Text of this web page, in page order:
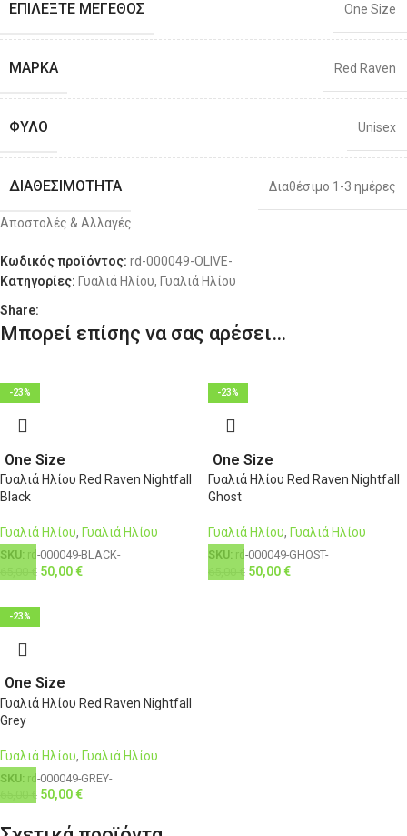
ΕΠΙΛΈΞΤΕ ΜΈΓΕΘΟΣ One Size
ΜΆΡΚΑ Red Raven
ΦΎΛΟ Unisex
ΔΙΑΘΕΣΙΜΌΤΗΤΑ Διαθέσιμο 1-3 ημέρες
Αποστολές & Αλλαγές
Κωδικός προϊόντος: rd-000049-OLIVE-
Κατηγορίες: Γυαλιά Ηλίου, Γυαλιά Ηλίου
Share:
Μπορεί επίσης να σας αρέσει…
-23%
One Size
Γυαλιά Ηλίου Red Raven Nightfall
Black
Γυαλιά Ηλίου, Γυαλιά Ηλίου
SKU: rd-000049-BLACK-
€ 50,00€
-23%
One Size
Γυαλιά Ηλίου Red Raven Nightfall
Ghost
Γυαλιά Ηλίου, Γυαλιά Ηλίου
SKU: rd-000049-GHOST-
€ 50,00€
-23%
One Size
Γυαλιά Ηλίου Red Raven Nightfall
Grey
Γυαλιά Ηλίου, Γυαλιά Ηλίου
SKU: rd-000049-GREY-
€ 50,00€